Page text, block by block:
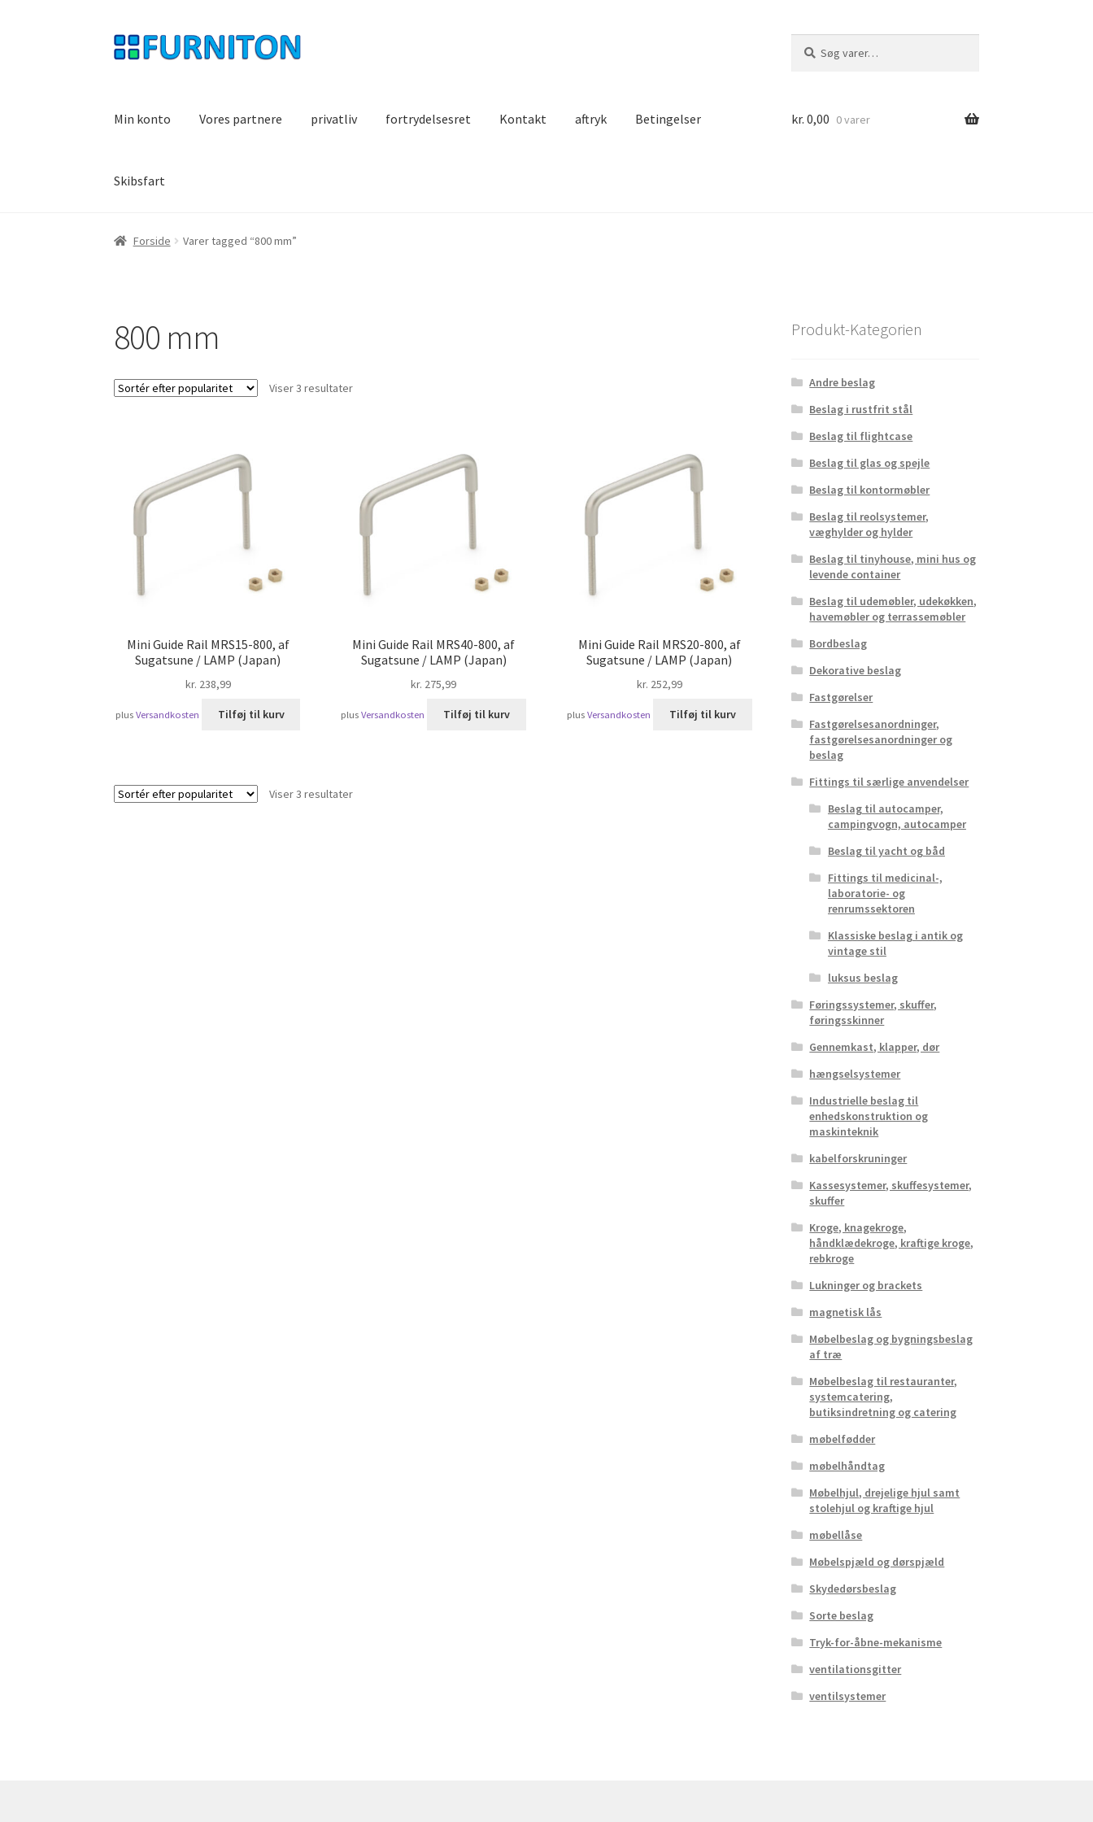
Spring
til
Spring
til
efter:
Min konto Vores partnere privatliv fortrydelsesret Kontakt aftryk Betingelser
Skibsfart
kr. 0,00 0 varer
Forside Varer tagged “800 mm”
800 mm
Viser 3 resultaterSorteret
Mini Guide Rail MRS15-800, af
Sugatsune / LAMP (Japan)
kr. 238,99
plus Versandkosten Tilføj til kurv
Mini Guide Rail MRS40-800, af
Sugatsune / LAMP (Japan)
kr. 275,99
plusVersandkosten Tilføj til kurv
Mini Guide Rail MRS20-800, af
Sugatsune / LAMP (Japan)
kr. 252,99
plus Versandkosten Tilføj til kurv
Viser 3 resultaterSorteret
Produkt-Kategorien
Andre beslag
Beslag i rustfrit stål
Beslag til flightcase
Beslag til glas og spejle
Beslag til kontormøbler
Beslag til reolsystemer,
væghylder og hylder
Beslag til tinyhouse, mini hus og
levende container
Beslag til udemøbler, udekøkken,
havemøbler og terrassemøbler
Bordbeslag
Dekorative beslag
Fastgørelser
Fastgørelsesanordninger,
fastgørelsesanordninger og
beslag
Fittings til særlige anvendelser
Beslag til autocamper,
campingvogn, autocamper
Beslag til yacht og båd
Fittings til medicinal-,
laboratorie- og
renrumssektoren
Klassiske beslag i antik og
vintage stil
luksus beslag
Føringssystemer, skuffer,
føringsskinner
Gennemkast, klapper, dør
hængselsystemer
Industrielle beslag til
enhedskonstruktion og
maskinteknik
kabelforskruninger
Kassesystemer, skuffesystemer,
skuffer
Kroge, knagekroge,
håndklædekroge, kraftige kroge,
rebkroge
Lukninger og brackets
magnetisk lås
Møbelbeslag og bygningsbeslag
af træ
Møbelbeslag til restauranter,
systemcatering,
butiksindretning og catering
møbelfødder
møbelhåndtag
Møbelhjul, drejelige hjul samt
stolehjul og kraftige hjul
møbellåse
Møbelspjæld og dørspjæld
Skydedørsbeslag
Sorte beslag
Tryk-for-åbne-mekanisme
ventilationsgitter
ventilsystemer